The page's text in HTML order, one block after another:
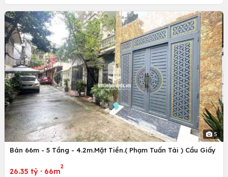
5
Bán 66m - 5 Tầng - 4.2m.Mặt Tiền.( Phạm Tuấn Tài ) Cầu Giấy
26.35 tỷ · 66m
2